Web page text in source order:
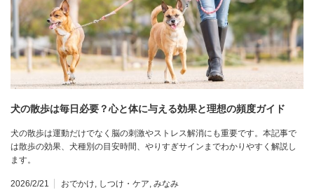
犬の散歩は毎日必要？心と体に与える効果と理想の頻度ガイド
犬の散歩は運動だけでなく脳の刺激やストレス解消にも重要です。本記事で
は散歩の効果、犬種別の目安時間、やりすぎサインまでわかりやすく解説し
ます。
2026/2/21 おでかけ, しつけ・ケア, みなみ